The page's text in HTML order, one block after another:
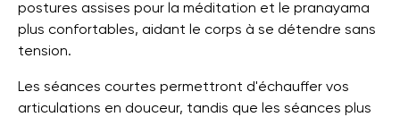
postures assises pour la méditation et le pranayama
plus confortables, aidant le corps à se détendre sans
tension.
Les séances courtes permettront d'échauffer vos
articulations en douceur, tandis que les séances plus